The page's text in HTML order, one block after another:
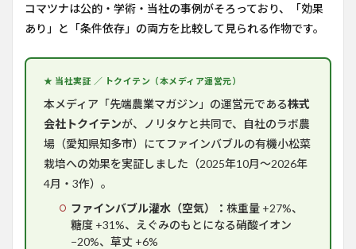
コマツナは公的・学術・当社の事例がそろっており、「効果
あり」と「条件依存」の両方を比較して見られる作物です。
★ 当社実証 ／ トクイテン（本メディア運営元）
本メディア「先端農業マガジン」の運営元である株式
会社トクイテンが、ノリタケと共同で、自社のラボ農
場（愛知県知多市）にてファインバブルの有機小松菜
栽培への効果を実証しました（2025年10月〜2026年
4月・3作）。
ファインバブル灌水（空気）： 株重量 +27%、
糖度 +31%、えぐみのもとになる硝酸イオン
−20%、草丈 +6%